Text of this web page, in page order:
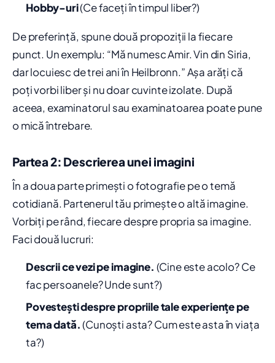
Hobby-uri(Ce faceți în timpul liber?)
De preferință, spune două propoziții la fiecare
punct. Un exemplu: “Mă numesc Amir. Vin din Siria,
dar locuiesc de trei ani în Heilbronn.” Așa arăți că
poți vorbi liber și nu doar cuvinte izolate. După
aceea, examinatorul sau examinatoarea poate pune
o mică întrebare.
Partea 2: Descrierea unei imagini
În a doua parte primești o fotografie pe o temă
cotidiană. Partenerul tău primește o altă imagine.
Vorbiți pe rând, fiecare despre propria sa imagine.
Faci două lucruri:
Descrii ce vezi pe imagine. (Cine este acolo? Ce
fac persoanele? Unde sunt?)
Povestești despre propriile tale experiențe pe
tema dată.(Cunoști asta? Cum este asta în viața
ta?)